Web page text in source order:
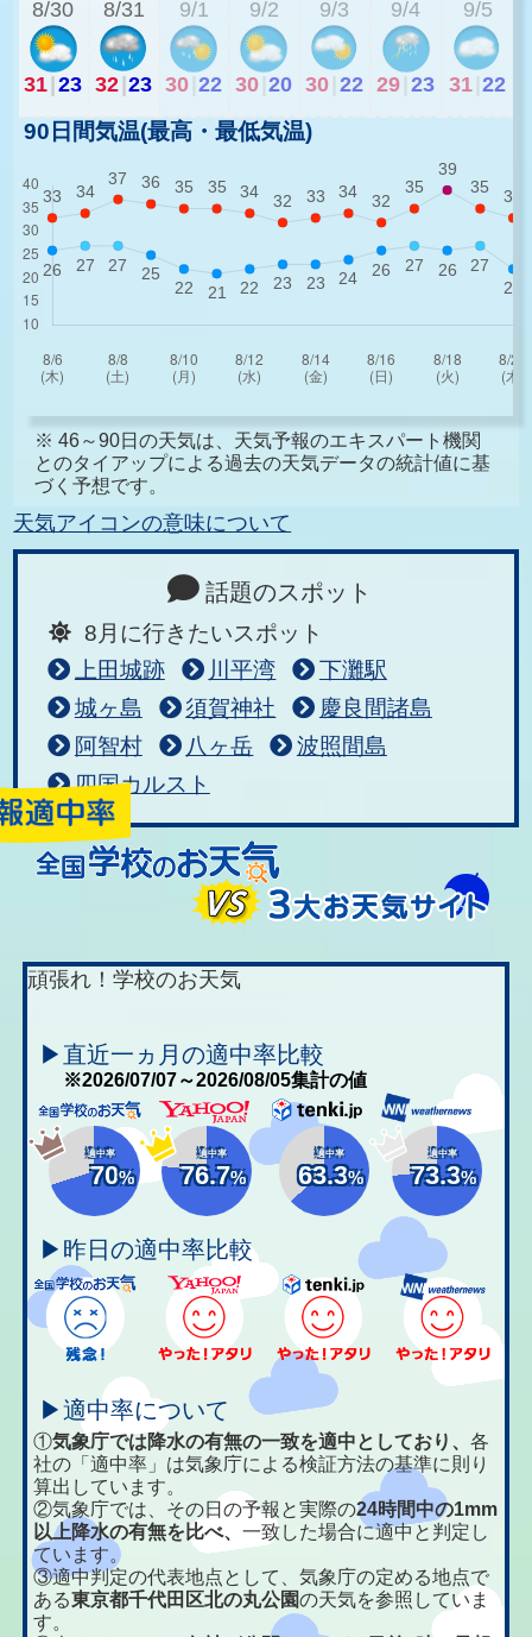
8/30
31|23
8/31
32|23
9/1
30 22
9/2
30 20
9/3
30 22
9/4
29 23
9/5
31 22
90日間気温(最高・最低気温)
※ 46～90日の天気は、天気予報のエキスパート機関
とのタイアップによる過去の天気データの統計値に基
づく予想です。
天気アイコンの意味について
話題のスポット
8月に行きたいスポット
上田城跡
川平湾
下灘駅
城ヶ島
須賀神社
慶良間諸島
阿智村
八ヶ岳
波照間島
四国カルスト
頑張れ！学校のお天気
▶直近一ヵ月の適中率比較
※2026/07/07～2026/08/05集計の値
適中率
70%
適中率
76.7%
適中率
63.3%
適中率
73.3%
▶昨日の適中率比較
▶適中率について
①気象庁では降水の有無の一致を適中としており、各
社の「適中率」は気象庁による検証方法の基準に則り
算出しています。
②気象庁では、その日の予報と実際の24時間中の1mm
以上降水の有無を比べ、一致した場合に適中と判定し
ています。
③適中判定の代表地点として、気象庁の定める地点で
ある東京都千代田区北の丸公園の天気を参照していま
す。